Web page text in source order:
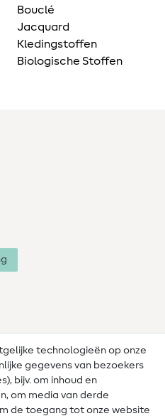
Bouclé
Jacquard
Kledingstoffen
Biologische Stoffen
technologieën op onze
gegevens van bezoekers
bijv. om inhoud en
om media van derde
de toegang tot onze website